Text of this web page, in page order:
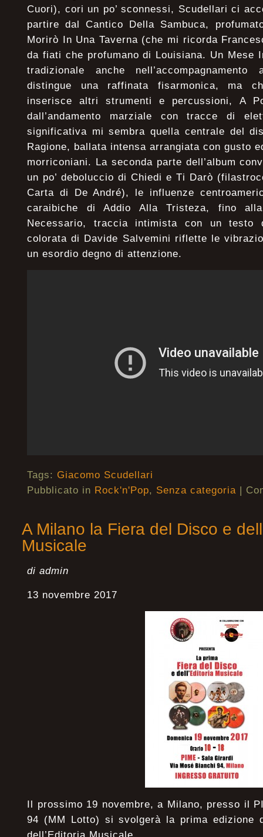
Cuori), cori un po’ sconnessi, Scudellari ci
partire dal Cantico Della Sambuca,
Morirò In Una Taverna (che mi ricorda
da fiati che profumano di Louisiana. Un Mese
tradizionale anche
distingue una raffinata fisarmonica, ma
inserisce altri strumenti e percussioni, A
dall’andamento marziale con tracce di
significativa mi sembra quella centrale del
Ragione, ballata intensa arrangiata con gusto
morriconiani. La seconda parte dell’album
un po’ deboluccio di Chiedi e Ti Darò
Carta di De André), le influenze
caraibiche di Addio Alla Tristeza, fino
Necessario, traccia intimista con un testo
colorata di Davide Salvemini riflette le
un esordio degno di attenzione.
Tags: Giacomo Scudellari
Pubblicato in Rock'n'Pop, Senza categoria |
A Milano la Fiera del Disco e
Musicale
di admin
13 novembre 2017
Il prossimo 19 novembre, a Milano, presso il
94 (MM Lotto) si svolgerà la prima edizione
dell’Editoria Musicale.